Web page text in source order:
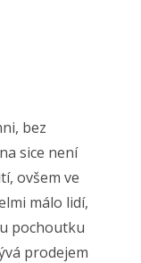
bez
sice není
ovšem ve
málo lidí,
pochoutku
prodejem